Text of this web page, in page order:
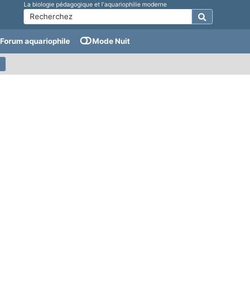
La biologie pédagogique et l'aquariophilie moderne
Forum aquariophile Mode Nuit